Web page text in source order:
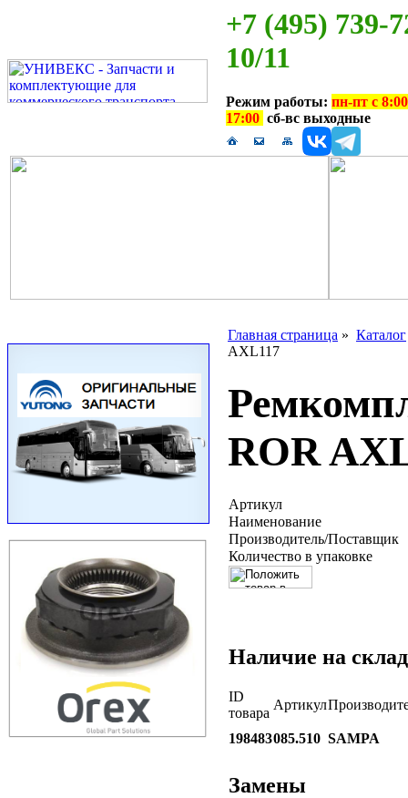
+7 (495) 739-
10/11
Режим работы: пн-пт с
17:00 сб-вс выходные
Главная страница » Каталог
AXL117
ROR
Артикул
Наименование
Производитель/Поставщик
Количество в упаковке
Наличие на
ID
товара
Артикул
198483085.510 SAMPA
Замены